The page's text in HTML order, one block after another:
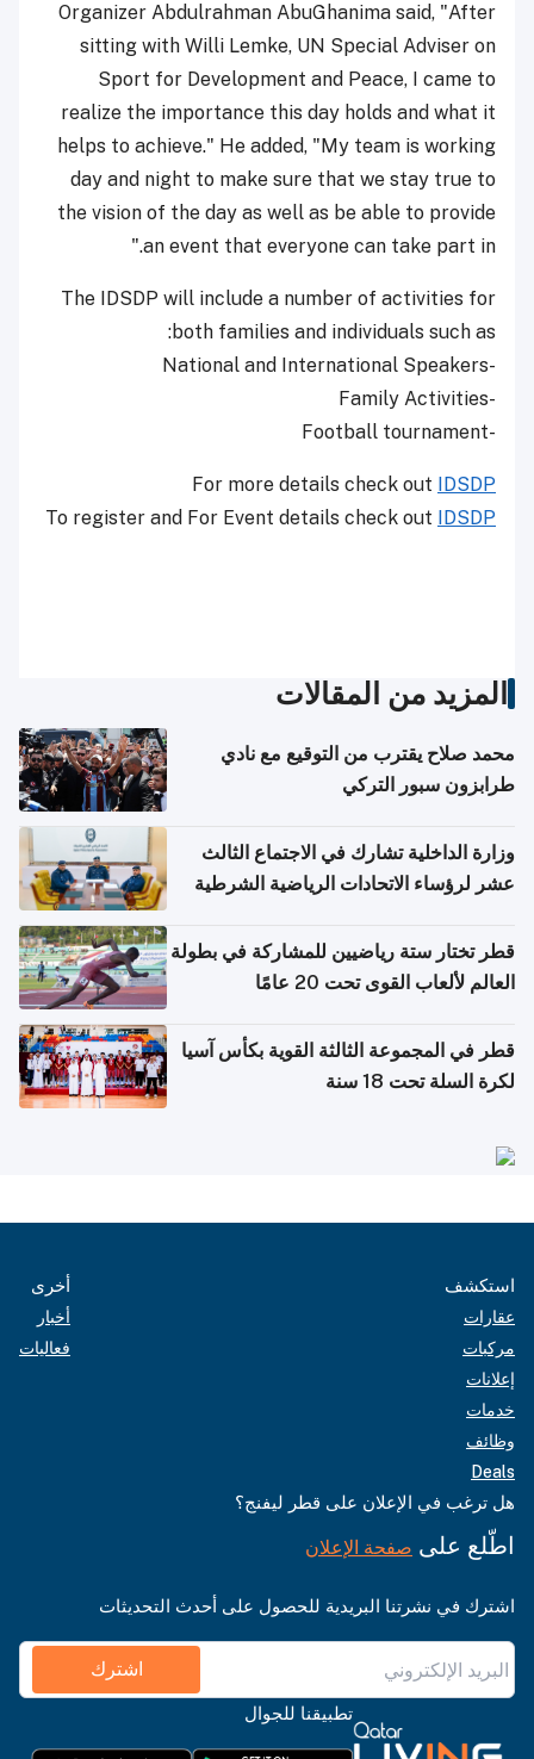
Organizer Abdulrahman AbuGhanima said, "After
sitting with Willi Lemke, UN Special Adviser on
Sport for Development and Peace, I came to
realize the importance this day holds and what it
helps to achieve." He added, "My team is working
day and night to make sure that we stay true to
the vision of the day as well as be able to provide
an event that everyone can take part in."
The IDSDP will include a number of activities for
both families and individuals such as:
-National and International Speakers
-Family Activities
-Football tournament
For more details check out
IDSDP
To register and For Event details check out
IDSDP
المزيد من المقالات
محمد صلاح يقترب من التوقيع مع نادي
طرابزون سبور التركي
وزارة الداخلية تشارك في الاجتماع الثالث
عشر لرؤساء الاتحادات الرياضية الشرطية
قطر تختار ستة رياضيين للمشاركة في بطولة
العالم لألعاب القوى تحت 20 عامًا
قطر في المجموعة الثالثة القوية بكأس آسيا
لكرة السلة تحت 18 سنة
استكشف
عقارات
مركبات
إعلانات
خدمات
وظائف
Deals
أخرى
أخبار
فعاليات
هل ترغب في الإعلان على قطر ليفنج؟
اطّلع على صفحة الإعلان
اشترك في نشرتنا البريدية للحصول على أحدث التحديثات
اشترك
تطبيقنا للجوال